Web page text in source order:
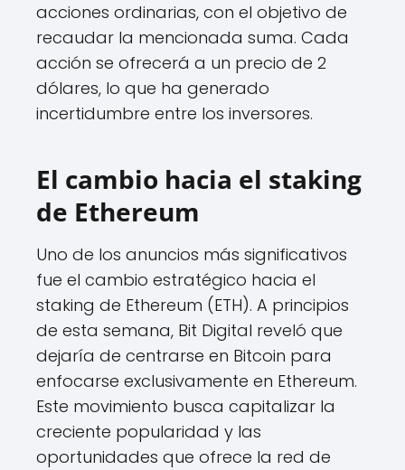
acciones ordinarias, con el objetivo de
recaudar la mencionada suma. Cada
acción se ofrecerá a un precio de 2
dólares, lo que ha generado
incertidumbre entre los inversores.
El cambio hacia el staking
de Ethereum
Uno de los anuncios más significativos
fue el cambio estratégico hacia el
staking de Ethereum (ETH). A principios
de esta semana, Bit Digital reveló que
dejaría de centrarse en Bitcoin para
enfocarse exclusivamente en Ethereum.
Este movimiento busca capitalizar la
creciente popularidad y las
oportunidades que ofrece la red de